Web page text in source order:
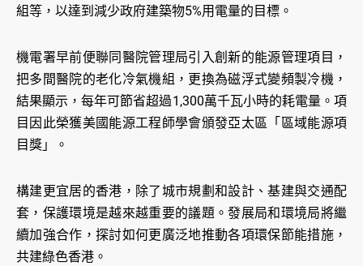
組等，以達到減少政府建築物5%用電量的目標。
機電署早前便聯同醫院管理局引入創新的能源管理項目，
把多間醫院的老化冷氣機組，更換為磁浮式變頻製冷機，
結果顯示，每年可節省超過1,300萬千瓦小時的耗電量。項
目因此榮獲美國能源工程師學會頒發亞太區「區域能源項
目獎」。
構建更宜居的香港，除了城市規劃和設計、基建與交通配
套，保護環境是越來越重要的議題。發展局和環境局將繼
續加強合作，探討如何更廣泛地推動各項環保節能措施，
共建綠色香港。